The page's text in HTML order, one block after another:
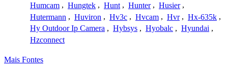
Humcam , Hungtek , Hunt , Hunter , Husier ,
Hutermann , Huviron , Hv3c , Hvcam , Hvr , Hx-635k ,
Hy Outdoor Ip Camera , Hybsys , Hyobalc , Hyundai ,
Hzconnect
Mais Fontes